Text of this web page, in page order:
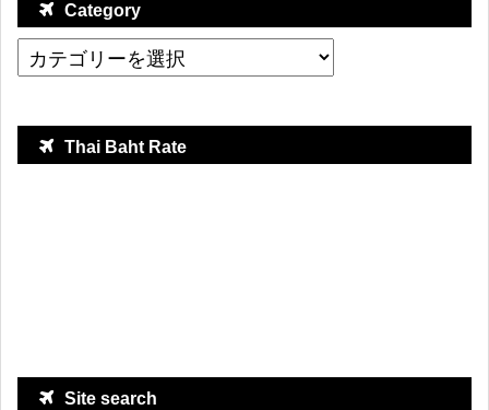
Category
Thai Baht Rate
Site search